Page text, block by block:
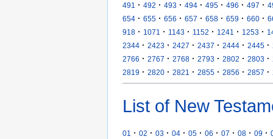
491
· 492 · 493 · 494 · 495 · 496 · 497 ·
654 · 655 · 656 · 657 · 658 · 659 · 660 ·
918 · 1071 · 1143 · 1152 · 1241 · 1253 ·
2344 · 2423 · 2427 · 2437 · 2444 · 2445 ·
2766 · 2767 · 2768 · 2793 · 2802 · 2803 ·
2819 · 2820 · 2821 · 2855 · 2856 · 2857 ·
List of New
01 · 02 · 03 · 04 · 05 · 06 · 07 · 08 · 09 ·